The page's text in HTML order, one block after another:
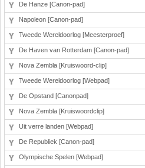
De Hanze [Canon-pad]
Napoleon [Canon-pad]
Tweede Wereldoorlog [Meesterproef]
De Haven van Rotterdam [Canon-pad]
Nova Zembla [Kruiswoord-clip]
Tweede Wereldoorlog [Webpad]
De Opstand [Canonpad]
Nova Zembla [Kruiswoordclip]
Uit verre landen [Webpad]
De Republiek [Canon-pad]
Olympische Spelen [Webpad]